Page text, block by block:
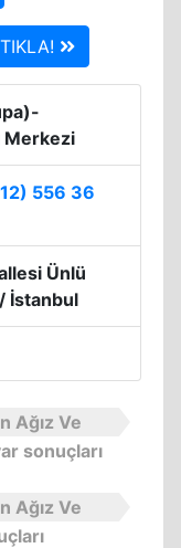
Merkezi
556 36
Ünlü
İstanbul
Ağız Ve
sonuçları
Ağız Ve